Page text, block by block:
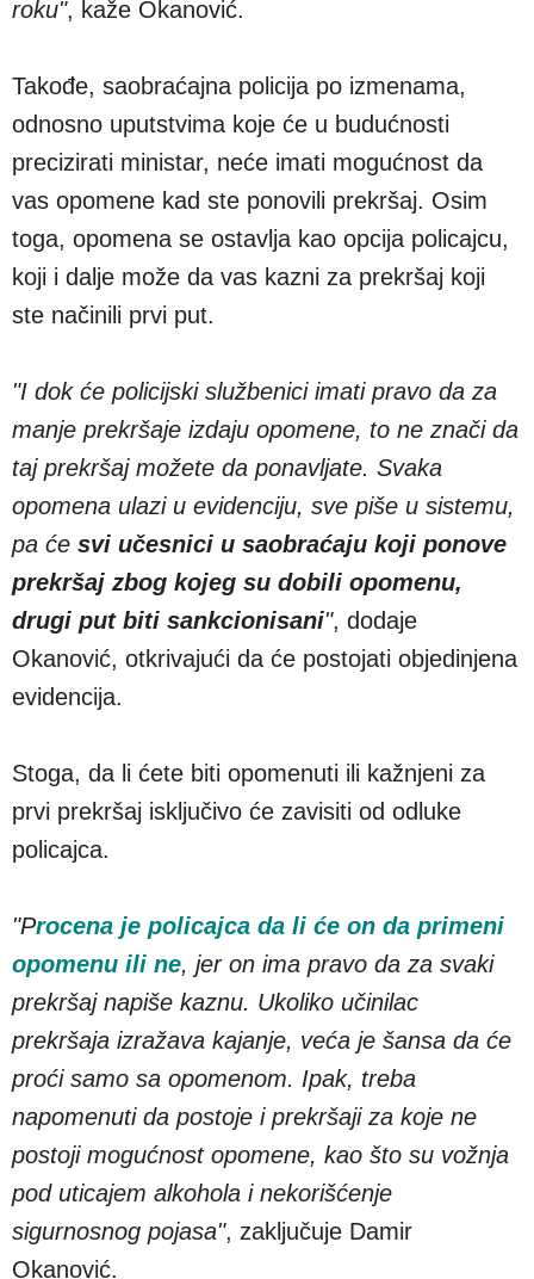
roku", kaže Okanović.
Takođe, saobraćajna policija po izmenama,
odnosno uputstvima koje će u budućnosti
precizirati ministar, neće imati mogućnost da
vas opomene kad ste ponovili prekršaj. Osim
toga, opomena se ostavlja kao opcija policajcu,
koji i dalje može da vas kazni za prekršaj koji
ste načinili prvi put.
"I dok će policijski službenici imati pravo da za
manje prekršaje izdaju opomene, to ne znači da
taj prekršaj možete da ponavljate. Svaka
opomena ulazi u evidenciju, sve piše u sistemu,
pa će svi učesnici u saobraćaju koji ponove
prekršaj zbog kojeg su dobili opomenu,
drugi put biti sankcionisani", dodaje
Okanović, otkrivajući da će postojati objedinjena
evidencija.
Stoga, da li ćete biti opomenuti ili kažnjeni za
prvi prekršaj isključivo će zavisiti od odluke
policajca.
"Procena je policajca da li će on da primeni
opomenu ili ne, jer on ima pravo da za svaki
prekršaj napiše kaznu. Ukoliko učinilac
prekršaja izražava kajanje, veća je šansa da će
proći samo sa opomenom. Ipak, treba
napomenuti da postoje i prekršaji za koje ne
postoji mogućnost opomene, kao što su vožnja
pod uticajem alkohola i nekorišćenje
sigurnosnog pojasa", zaključuje Damir
Okanović.